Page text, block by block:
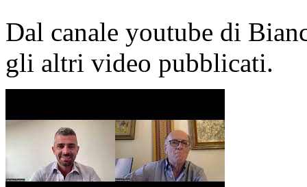
Dal canale youtube di
gli altri video pubblicati.